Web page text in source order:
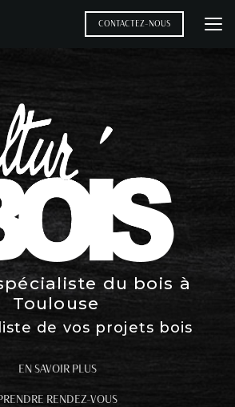
CONTACTEZ-NOUS
du bois à
Toulouse
de vos projets bois
EN SAVOIR PLUS
RENDEZ-VOUS